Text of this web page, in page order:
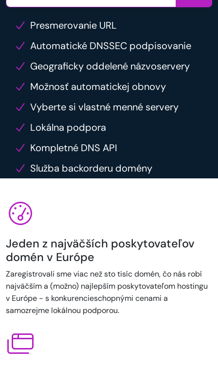
Presmerovanie URL
Automatické DNSSEC podpisovanie
Geograficky oddelené názvoservery
Možnosť automatickej obnovy
Vyberte si vlastné menné servery
Lokálna podpora
Kompletné DNS API
Služba backorderu domény
Jeden z najväčších poskytovateľov
domén v Európe
Zaregistrovali sme viac než sto tisíc domén, čo nás robí
najväčším a (možno) najlepším poskytovateľom hostingu
v Európe - s konkurencieschopnými cenami a
samozrejme lokálnou podporou.